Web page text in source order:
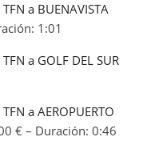
TFN a BUENAVISTA
1:01
TFN a GOLF DEL SUR
a AEROPUERTO
€ – Duración: 0:46